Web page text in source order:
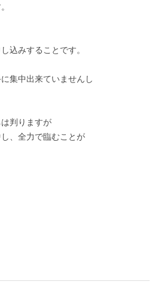
込みすることです。
集中出来ていませんし
判りますが
、全力で臨むことが